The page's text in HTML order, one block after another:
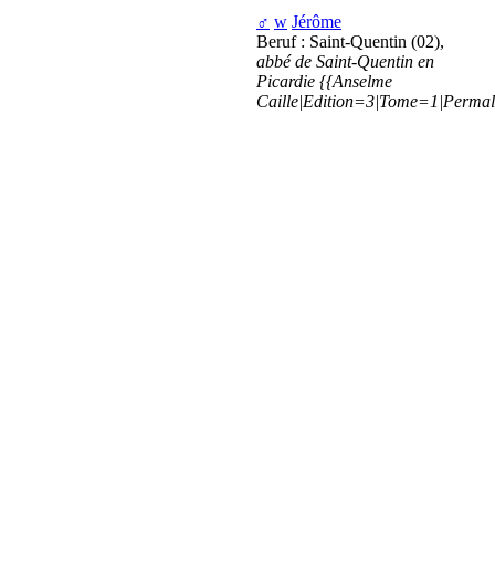
♂ w Jérôme
Beruf : Saint-Quentin (02),
abbé de Saint-Quentin en
Picardie {{Anselme